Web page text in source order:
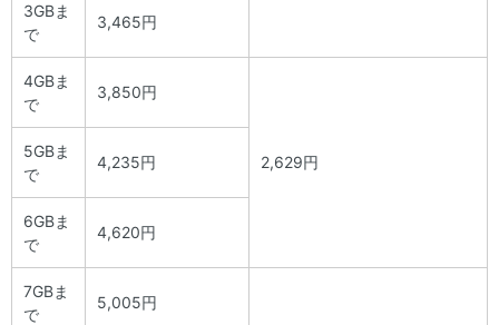
3GBま
で
3,465円
4GBま
で
3,850円
2,629円
5GBま
で
4,235円
6GBま
で
4,620円
7GBま
で
5,005円